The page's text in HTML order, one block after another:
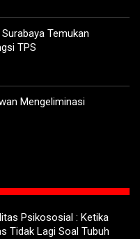
Temukan
TPS
Mengeliminasi
Psikososial : Ketika
Tidak Lagi Soal Tubuh